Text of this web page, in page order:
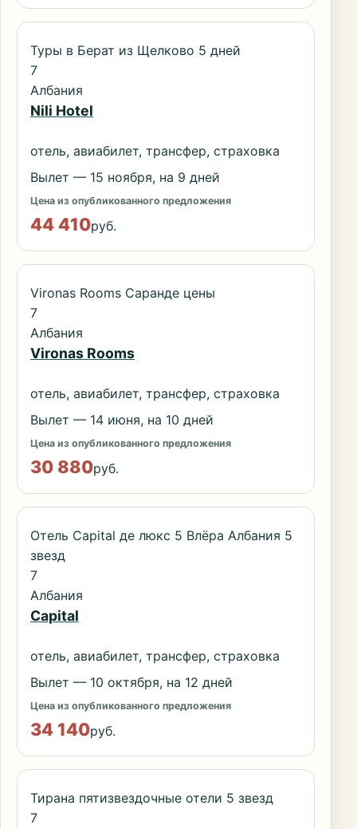
Туры в Берат из Щелково 5 дней
7
Албания
Nili Hotel
отель, авиабилет, трансфер, страховка
Вылет — 15 ноября, на 9 дней
Цена из опубликованного предложения
44 410руб.
Vironas Rooms Саранде цены
7
Албания
Vironas Rooms
отель, авиабилет, трансфер, страховка
Вылет — 14 июня, на 10 дней
Цена из опубликованного предложения
30 880руб.
Отель Capital де люкс 5 Влёра Албания 5
звезд
7
Албания
Capital
отель, авиабилет, трансфер, страховка
Вылет — 10 октября, на 12 дней
Цена из опубликованного предложения
34 140руб.
Тирана пятизвездочные отели 5 звезд
7